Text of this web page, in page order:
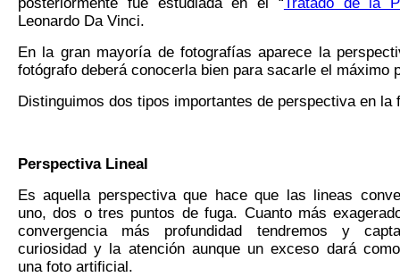
posteriormente fue estudiada en el “Tratado de la
Leonardo Da Vinci.
En la gran mayoría de fotografías aparece la
fotógrafo deberá conocerla bien para sacarle el máximo
Distinguimos dos tipos importantes de perspectiva en la
Perspectiva Lineal
Es aquella perspectiva que hace que las lineas
uno, dos o tres puntos de fuga. Cuanto más
convergencia más profundidad tendremos y
curiosidad y la atención aunque un exceso dará
una foto artificial.